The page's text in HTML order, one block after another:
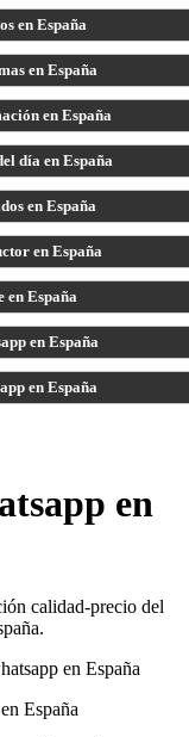
en España
en España
en España
día en España
en España
en España
en España
en España
en España
en
calidad-precio del
en España
España